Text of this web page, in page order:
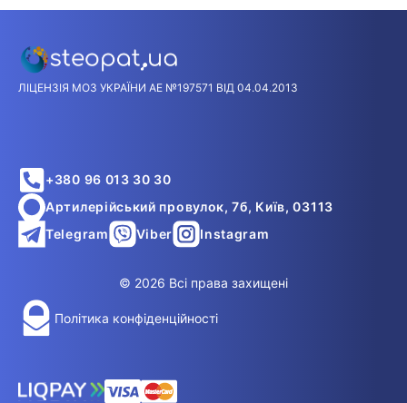
ЛІЦЕНЗІЯ МОЗ УКРАЇНИ АЕ №197571 ВІД 04.04.2013
+380 96 013 30 30
Артилерійський провулок, 7б, Київ, 03113
Telegram
Viber Instagram
© 2026 Всі права захищені
Політика конфіденційності